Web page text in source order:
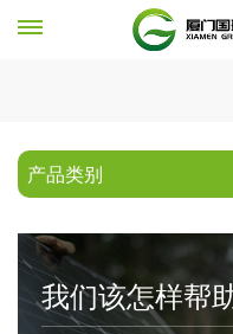
产品类别
我们该怎样帮